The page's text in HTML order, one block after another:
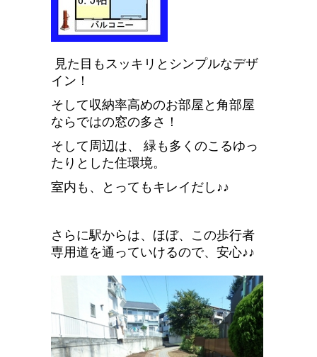
見た目もスッキリとシンプルなデザ
イン！
そして収納率高めのお部屋と角部屋
ならではの窓の多さ！
そして周辺は、 緑も多くのこるゆっ
たりとした住環境。
室内も、とってもキレイだし♪♪
さらに駅からは、ほぼ、この歩行者
専用道を通っていけるので、安心♪♪